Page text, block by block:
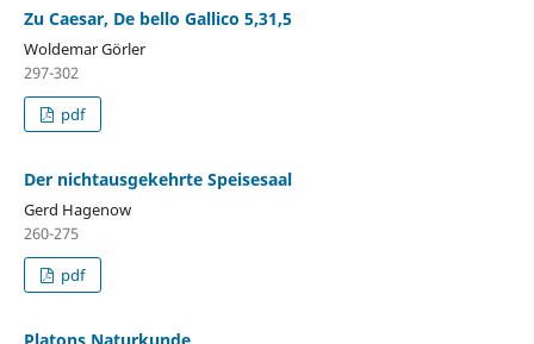
Zu Caesar, De bello Gallico 5,31,5
Woldemar Görler
297-302
pdf
Der nichtausgekehrte Speisesaal
Gerd Hagenow
260-275
pdf